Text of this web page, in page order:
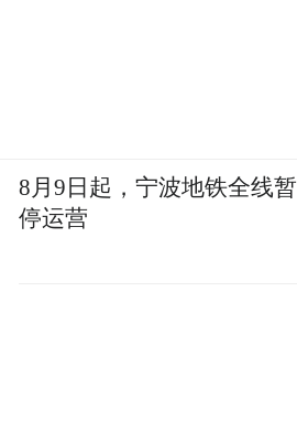
8月9日起，宁波地铁全线暂
停运营